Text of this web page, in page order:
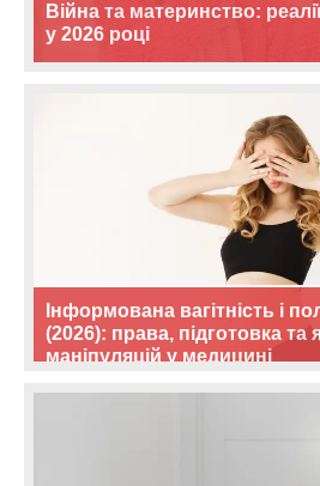
Війна та материнство:
у 2026 році
Інформована вагітність і
(2026): права, підготовка та
маніпуляцій у медицині